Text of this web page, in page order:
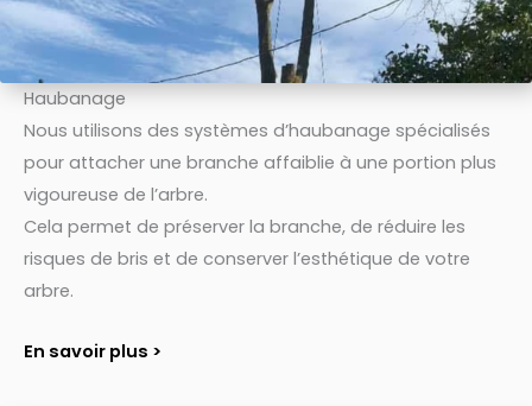
Haubanage
Nous utilisons des systèmes d’haubanage spécialisés
pour attacher une branche affaiblie à une portion plus
vigoureuse de l’arbre.
Cela permet de préserver la branche, de réduire les
risques de bris et de conserver l’esthétique de votre
arbre.
En savoir plus >